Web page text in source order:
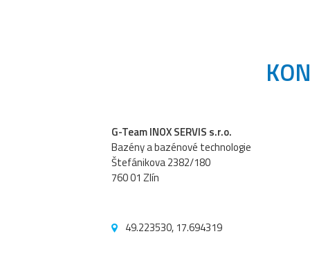
G-Team INOX SERVIS s.r.o.
Bazény a bazénové technologie
Štefánikova 2382/180
760 01 Zlín
49.223530, 17.694319